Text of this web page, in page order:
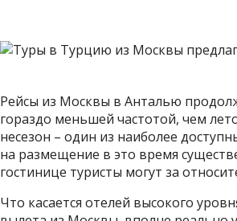
Рейсы из Москвы в Анталью
гораздо меньшей частотой, чем
несезон – один из наиболее
на размещение в это время
гостинице туристы могут за
Что касается отелей высокого